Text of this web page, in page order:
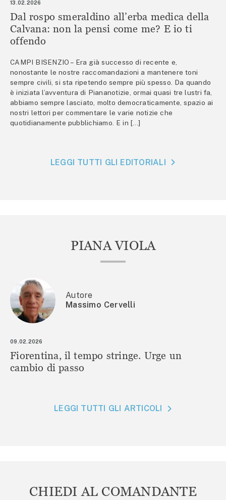
13.02.2026
Dal rospo smeraldino all’erba medica della
Calvana: non la pensi come me? E io ti
offendo
CAMPI BISENZIO – Era già successo di recente e,
nonostante le nostre raccomandazioni a mantenere toni
sempre civili, si sta ripetendo sempre più spesso. Da quando
è iniziata l’avventura di Piananotizie, ormai quasi tre lustri fa,
abbiamo sempre lasciato, molto democraticamente, spazio ai
nostri lettori per commentare le varie notizie che
quotidianamente pubblichiamo. E in […]
LEGGI TUTTI GLI EDITORIALI
PIANA VIOLA
Autore
Massimo Cervelli
09.02.2026
Fiorentina, il tempo stringe. Urge un
cambio di passo
LEGGI TUTTI GLI ARTICOLI
CHIEDI AL COMANDANTE